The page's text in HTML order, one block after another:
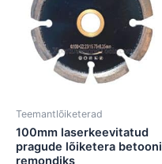
Teemantlõiketerad
100mm laserkeevitatud
pragude lõiketera betooni
remondiks